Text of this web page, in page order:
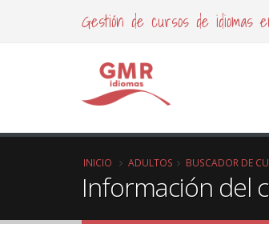
Gestión de cursos de
INICIO ADULTOS BUSCADOR DE
Información del